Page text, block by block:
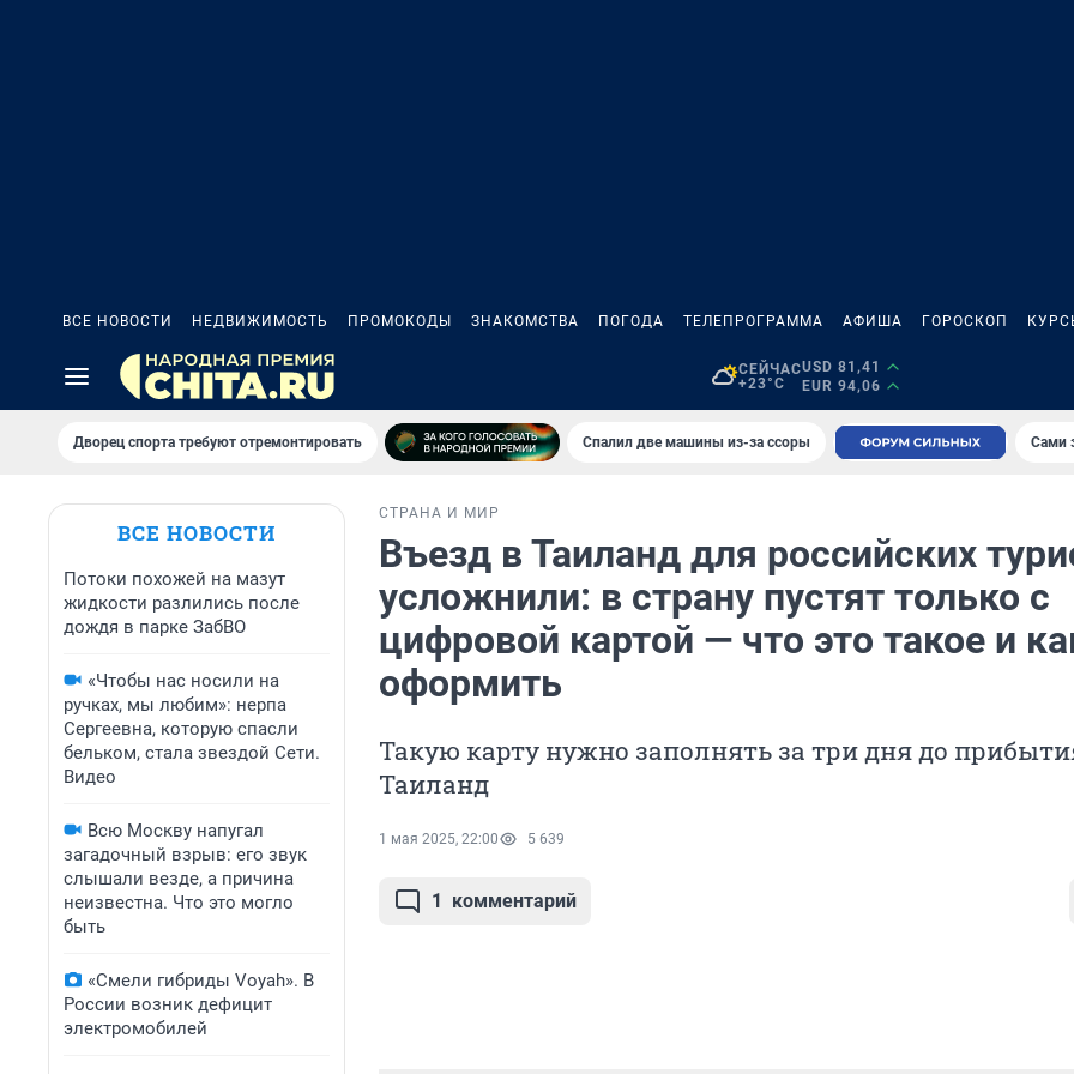
ВСЕ НОВОСТИ НЕДВИЖИМОСТЬ ПРОМОКОДЫ ЗНАКОМСТВА ПОГОДА ТЕЛЕПРОГРАММА АФИША ГОРОСКОП
СЕЙЧАС
+23°C
USD 81,41
EUR 94,06
Дворец спорта требуют отремонтировать Спалил две машины из-за ссоры Сами
ВСЕ НОВОСТИ
Потоки похожей на мазут
жидкости разлились после
дождя в парке ЗабВО
«Чтобы нас носили на
ручках, мы любим»: нерпа
Сергеевна, которую спасли
бельком, стала звездой Сети.
Видео
Всю Москву напугал
загадочный взрыв: его звук
слышали везде, а причина
неизвестна. Что это могло
быть
«Смели гибриды Voyah». В
России возник дефицит
электромобилей
СТРАНА И МИР
Въезд в Таиланд для российских
усложнили: в страну пустят только с
цифровой картой — что это такое и
оформить
Такую карту нужно заполнять за три дня до
Таиланд
1 мая 2025, 22:00 5 639
1 комментарий